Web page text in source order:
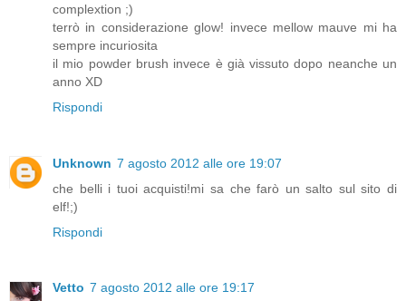
complextion ;)
terrò in considerazione glow! invece mellow mauve mi ha
sempre incuriosita
il mio powder brush invece è già vissuto dopo neanche un
anno XD
Rispondi
Unknown 7 agosto 2012 alle ore 19:07
che belli i tuoi acquisti!mi sa che farò un salto sul sito di
elf!;)
Rispondi
Vetto 7 agosto 2012 alle ore 19:17